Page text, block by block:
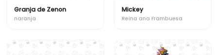
Granja de Zenon
naranja
Mickey
Reina ana Frambuesa